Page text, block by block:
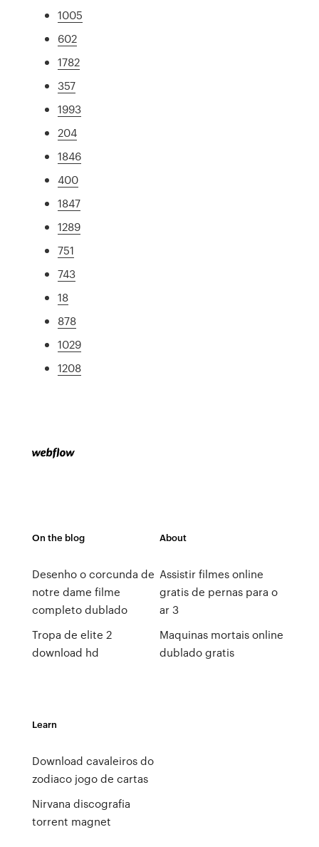
1005
602
1782
357
1993
204
1846
400
1847
1289
751
743
18
878
1029
1208
On the blog
Desenho o corcunda de
notre dame filme
completo dublado
Tropa de elite 2
download hd
About
Assistir filmes online
gratis de pernas para o
ar 3
Maquinas mortais online
dublado gratis
Learn
Download cavaleiros do
zodiaco jogo de cartas
Nirvana discografia
torrent magnet